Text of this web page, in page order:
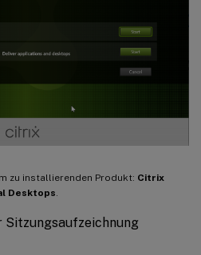
zu installierenden Produkt: Citrix
Desktops.
Sitzungsaufzeichnung